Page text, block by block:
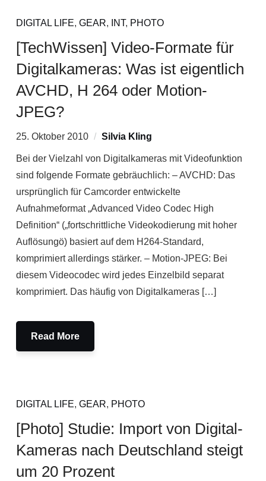
DIGITAL LIFE, GEAR, INT, PHOTO
[TechWissen] Video-Formate für
Digitalkameras: Was ist eigentlich
AVCHD, H 264 oder Motion-
JPEG?
25. Oktober 2010 Silvia Kling
Bei der Vielzahl von Digitalkameras mit Videofunktion
sind folgende Formate gebräuchlich: – AVCHD: Das
ursprünglich für Camcorder entwickelte
Aufnahmeformat „Advanced Video Codec High
Definition“ („fortschrittliche Videokodierung mit hoher
Auflösungö) basiert auf dem H264-Standard,
komprimiert allerdings stärker. – Motion-JPEG: Bei
diesem Videocodec wird jedes Einzelbild separat
komprimiert. Das häufig von Digitalkameras […]
Read More
DIGITAL LIFE, GEAR, PHOTO
[Photo] Studie: Import von Digital-
Kameras nach Deutschland steigt
um 20 Prozent